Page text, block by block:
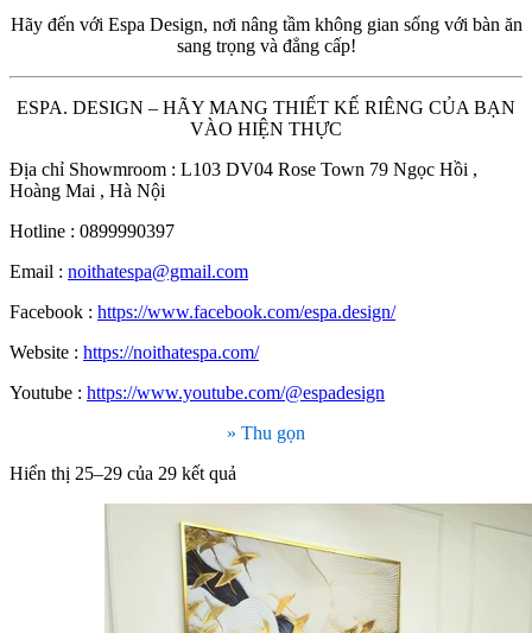
Hãy đến với Espa Design, nơi nâng tầm không gian sống với bàn ăn
sang trọng và đẳng cấp!
ESPA. DESIGN – HÃY MANG THIẾT KẾ RIÊNG CỦA BẠN
VÀO HIỆN THỰC
Địa chỉ Showmroom : L103 DV04 Rose Town 79 Ngọc Hồi ,
Hoàng Mai , Hà Nội
Hotline : 0899990397
Email : noithatespa@gmail.com
Facebook : https://www.facebook.com/espa.design/
Website : https://noithatespa.com/
Youtube : https://www.youtube.com/@espadesign
» Thu gọn
Hiển thị 25–29 của 29 kết quả
theo
giá:
cao
đến
thấp